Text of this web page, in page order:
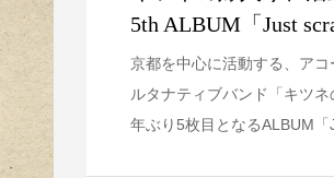
5th ALBUM「Just
京都を中心に活動する、ア
ルタナティブバンド「キツ
年ぶり5枚目となるALBUM「